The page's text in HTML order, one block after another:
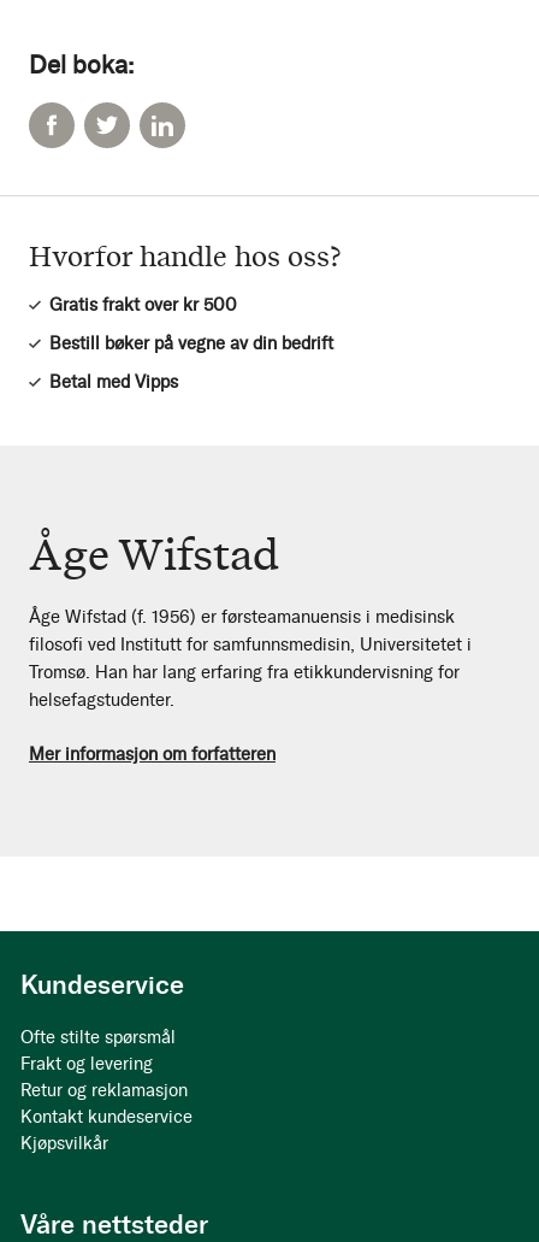
Del boka:
Hvorfor handle hos oss?
Gratis frakt over kr 500
Bestill bøker på vegne av din bedrift
Betal med Vipps
Åge Wifstad
Åge Wifstad (f. 1956) er førsteamanuensis i medisinsk
filosofi ved Institutt for samfunnsmedisin, Universitetet i
Tromsø. Han har lang erfaring fra etikkundervisning for
helsefagstudenter.
Mer informasjon om forfatteren
Kundeservice
Ofte stilte spørsmål
Frakt og levering
Retur og reklamasjon
Kontakt kundeservice
Kjøpsvilkår
Våre nettsteder